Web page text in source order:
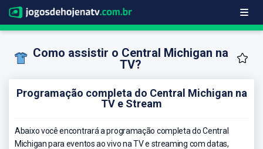
Como assistir o Central Michigan na
TV?
Programação completa do Central Michigan na
TV e Stream
Abaixo você encontrará a programação completa do Central
Michigan para eventos ao vivo na TV e streaming com datas,